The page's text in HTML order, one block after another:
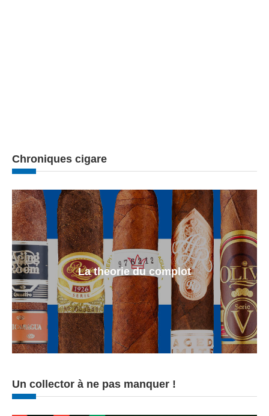
Chroniques cigare
La theorie du complot
Un collector à ne pas manquer !